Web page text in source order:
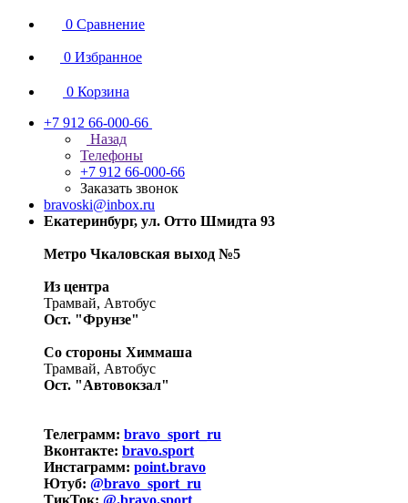
0 Сравнение
0 Избранное
0 Корзина
+7 912 66-000-66
Назад
Телефоны
+7 912 66-000-66
Заказать звонок
bravoski@inbox.ru
Екатеринбург, ул. Отто Шмидта 93
Метро Чкаловская выход №5
Из центра
Трамвай, Автобус
Ост. "Фрунзе"
Со стороны Химмаша
Трамвай, Автобус
Ост. "Автовокзал"
Телеграмм: bravo_sport_ru
Вконтакте: bravo.sport
Инстаграмм: point.bravo
Ютуб: @bravo_sport_ru
ТикТок: @.bravo.sport